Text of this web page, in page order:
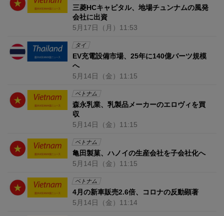
三菱HCキャピタル、地場チュンナムの風発
会社に出資
5月17日 （月） 11:53
タイ
EV充電設備市場、25年に140億バーツ規模
へ
5月14日 （金） 11:15
ベトナム
森永乳業、乳製品メーカーのエロヴィを買
収
5月14日 （金） 11:15
ベトナム
亀田製菓、ハノイの生産会社を子会社化へ
5月14日 （金） 11:15
ベトナム
4月の新車販売2.6倍、コロナの反動顕著
5月14日 （金） 11:14